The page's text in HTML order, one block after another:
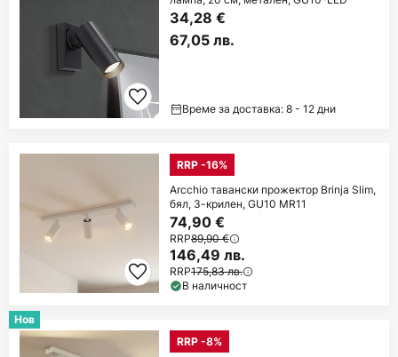
34,28 €
67,05 лв.
Време за доставка: 8 - 12 дни
RRP -16%
Arcchio тавански прожектор Brinja Slim,
бял, 3-крилен, GU10 MR11
74,90 €
RRP89,90 €
146,49 лв.
RRP175,83 лв.
В наличност
Нов
RRP -8%